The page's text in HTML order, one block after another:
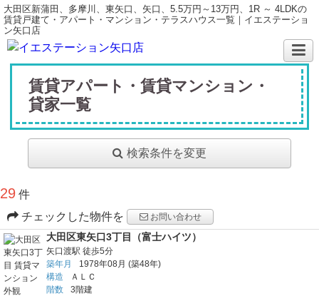
大田区新蒲田、多摩川、東矢口、矢口、5.5万円～13万円、1R ～ 4LDKの
賃貸戸建て・アパート・マンション・テラスハウス一覧｜イエステーショ
ン矢口店
賃貸アパート・賃貸マンション・
貸家一覧
検索条件を変更
29 件
チェックした物件を
お問い合わせ
大田区東矢口3丁目（富士ハイツ）
矢口渡駅 徒歩5分
築年月
1978年08月 (築48年)
構造
ＡＬＣ
階数
3階建